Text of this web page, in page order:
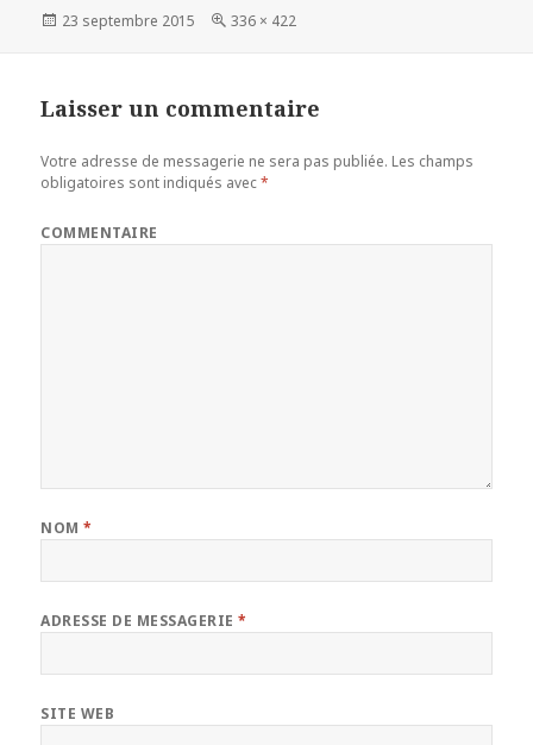
Publié
23 septembre 2015
Taille
336 × 422
Laisser un commentaire
Votre adresse de messagerie ne sera pas publiée. Les champs
obligatoires sont indiqués avec*
COMMENTAIRE
NOM*
ADRESSE DE MESSAGERIE*
SITE WEB